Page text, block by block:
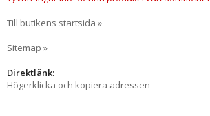
Till butikens startsida »
Sitemap »
Direktlänk:
Högerklicka och kopiera adressen